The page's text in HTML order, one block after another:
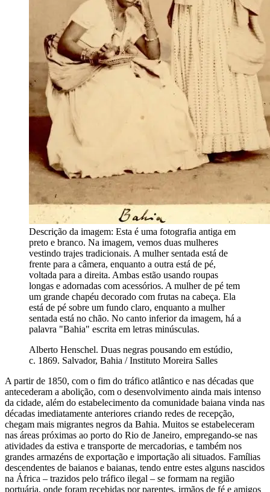
Descrição da imagem: Esta é uma fotografia antiga em
preto e branco. Na imagem, vemos duas mulheres
vestindo trajes tradicionais. A mulher sentada está de
frente para a câmera, enquanto a outra está de pé,
voltada para a direita. Ambas estão usando roupas
longas e adornadas com acessórios. A mulher de pé tem
um grande chapéu decorado com frutas na cabeça. Ela
está de pé sobre um fundo claro, enquanto a mulher
sentada está no chão. No canto inferior da imagem, há a
palavra "Bahia" escrita em letras minúsculas.
Alberto Henschel. Duas negras pousando em estúdio,
c. 1869. Salvador, Bahia / Instituto Moreira Salles
A partir de 1850, com o fim do tráfico atlântico e nas décadas que
antecederam a abolição, com o desenvolvimento ainda mais intenso
da cidade, além do estabelecimento da comunidade baiana vinda nas
décadas imediatamente anteriores criando redes de recepção,
chegam mais migrantes negros da Bahia. Muitos se estabeleceram
nas áreas próximas ao porto do Rio de Janeiro, empregando-se nas
atividades da estiva e transporte de mercadorias, e também nos
grandes armazéns de exportação e importação ali situados. Famílias
descendentes de baianos e baianas, tendo entre estes alguns nascidos
na África – trazidos pelo tráfico ilegal – se formam na região
portuária, onde foram recebidas por parentes, irmãos de fé e amigos